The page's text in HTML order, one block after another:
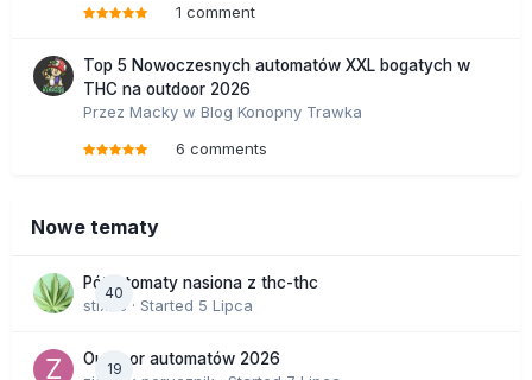
1 comment
Top 5 Nowoczesnych automatów XXL bogatych w
THC na outdoor 2026
Przez Macky w Blog Konopny Trawka
6 comments
Nowe tematy
40
Półautomaty nasiona z thc-thc
stix33 · Started 5 Lipca
19
Outdoor automatów 2026